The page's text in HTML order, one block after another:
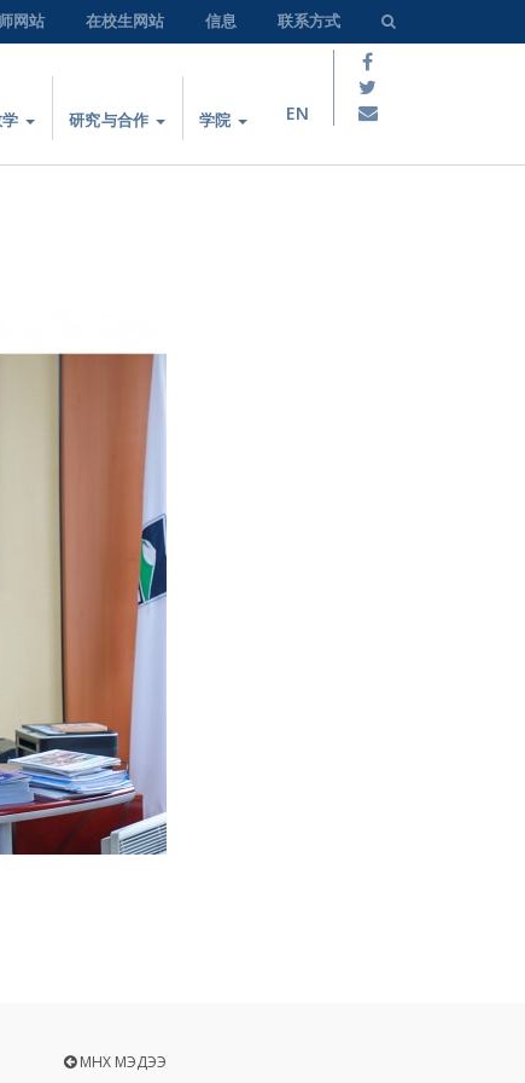
网站 在校生网站 信息 联系方式
研究与合作 学院 EN
ӨМНӨХ МЭДЭЭ